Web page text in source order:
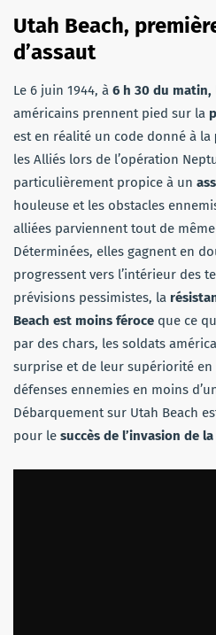
Utah Beach,
d’assaut
Le 6 juin 1944, à 6 h 30 du matin,
américains prennent pied sur la
est en réalité un code donné à la
les Alliés lors de l’opération
particulièrement propice à un
houleuse et les obstacles
alliées parviennent tout de
Déterminées, elles gagnent en
progressent vers l’intérieur des
prévisions pessimistes, la
Beach est moins féroce que ce
par des chars, les soldats
surprise et de leur supériorité
défenses ennemies en moins
Débarquement sur Utah Beach
pour le succès de l’invasion de